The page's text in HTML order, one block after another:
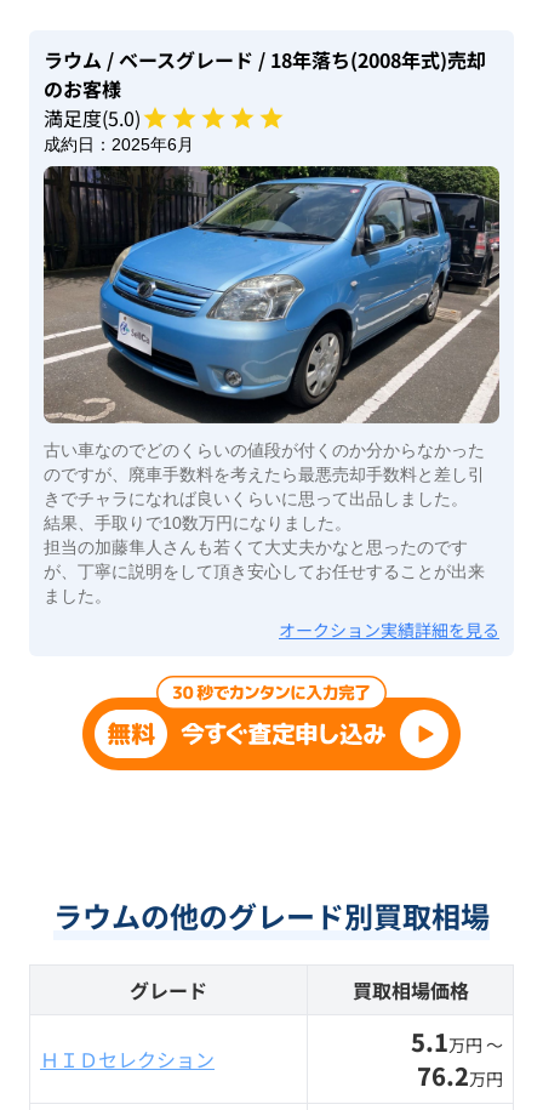
ラウム / ベースグレード / 18年落ち(2008年式)売却
のお客様
満足度(5.0)
成約日： 2025年6月
古い車なのでどのくらいの値段が付くのか分からなかった
のですが、廃車手数料を考えたら最悪売却手数料と差し引
きでチャラになれば良いくらいに思って出品しました。
結果、手取りで10数万円になりました。
担当の加藤隼人さんも若くて大丈夫かなと思ったのです
が、丁寧に説明をして頂き安心してお任せすることが出来
ました。
オークション実績詳細を見る
ラウムの他のグレード別買取相場
グレード 買取相場価格
ＨＩＤセレクション 5.1万円 〜
76.2万円